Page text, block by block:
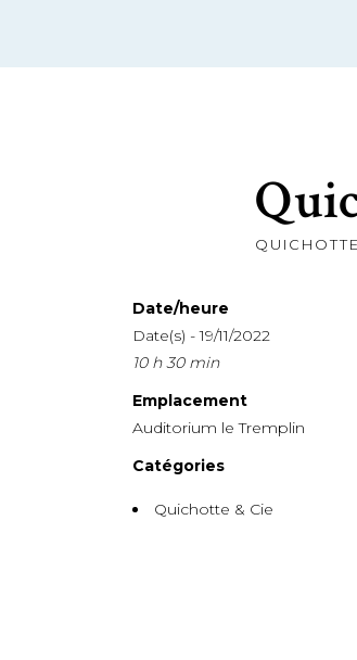
Date/heure
Date(s) - 19/11/2022
10 h 30 min
Emplacement
Auditorium le Tremplin
Catégories
Quichotte & Cie